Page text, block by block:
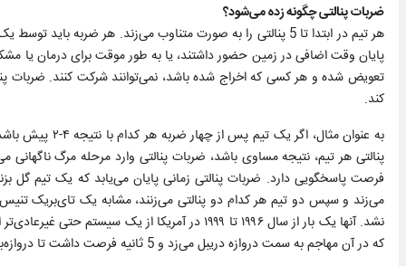
ضربات پنالتی چگونه زده می‌شود؟
هر تیم در ابتدا تا 5 پنالتی را به صورت متناوب می‌زند. هر
پایان وقت اضافی در زمین حضور داشتند، یا به طور موقت برای درمان یا
تعویض شده و هر کسی که اخراج شده باشد، نمی‌توانند شرکت کنند. ضربات
کند.
پنالتی هر تیم، نتیجه مساوی باشد، ضربات پنالتی وارد مرحله مرگ ناگهانی
که در آن مهاجم به سمت دروازه دریبل می‌زد و 5 ثانیه فرصت داشت تا دروازه‌بان را شکست دهد.